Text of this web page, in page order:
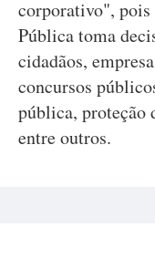
corporativo", pois
Pública toma
cidadãos,
concursos
pública, proteção
entre outros.